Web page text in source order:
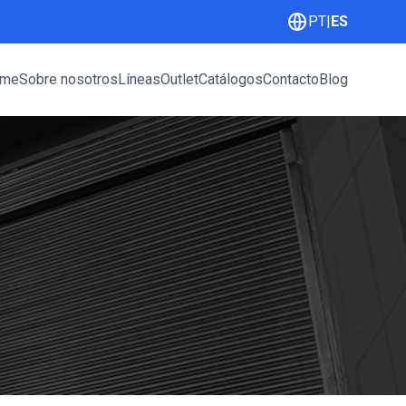
PT|ES
Sobre nosotrosLíneasOutletCatálogosContactoBlog